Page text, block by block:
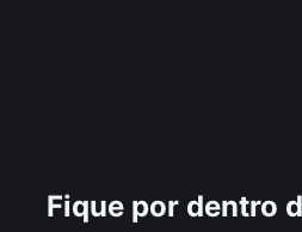
Fique por dentro